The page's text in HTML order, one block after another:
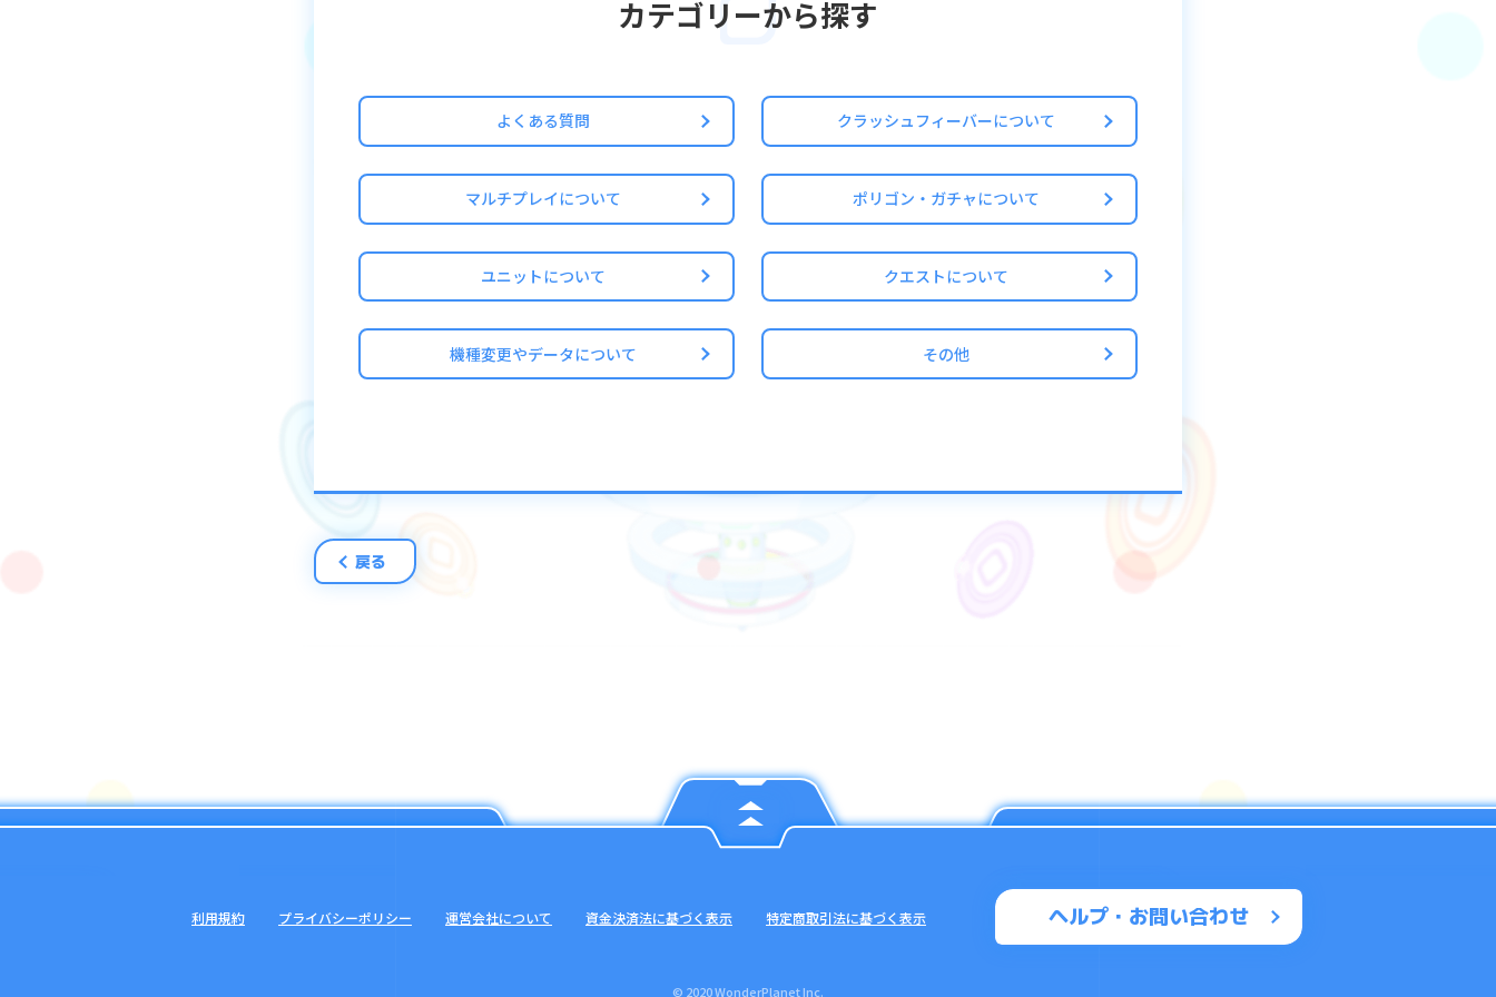
スキル効果が切れると、元の盤面とパネルのサイズに戻ります。
※盤面とパネルのサイズが元のサイズに戻った際、追加でドロップするパネルの上限数も元に戻ります
※スキル効果が切れた際に盤面外にあるチャージパネル等は消滅する場合があります
・ネオ・ホライゾンズによって盤面のサイズが変わった際、ディメンションシールド等の形が変化する場合が
あります
カテゴリーから探す
よくある質問 クラッシュフィーバーについて
マルチプレイについて ポリゴン・ガチャについて
ユニットについて クエストについて
機種変更やデータについて その他
戻る
ヘルプ・お問い合わせ
利用規約 プライバシーポリシー 運営会社について 資金決済法に基づく表示 特定商取引法に基づく表示
© 2020 WonderPlanet Inc.